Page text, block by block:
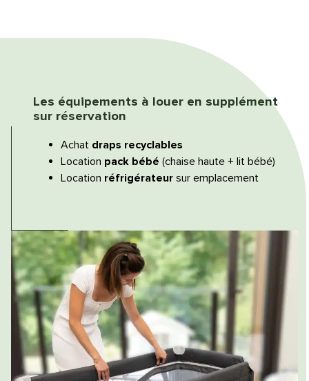
Les équipements à louer en supplément
sur réservation
Achat draps recyclables
Location pack bébé (chaise haute + lit bébé)
Location réfrigérateur sur emplacement